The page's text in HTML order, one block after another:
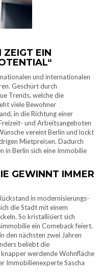
ZEIGT EIN
und internationalen
Geschürt durch
Trends, welche die
viele Bewohner
in die Richtung einer
und Arbeitsangeboten
vereint Berlin und lockt
Mietpreisen. Dadurch
in Berlin sich eine Immobilie
GEWINNT IMMER
in modernisierungs-
die Stadt mit einem
So kristallisiert sich
ein Comeback feiert.
den nächsten zwei Jahren
beliebt die
werdende Wohnfläche
Immobilienexperte Sascha